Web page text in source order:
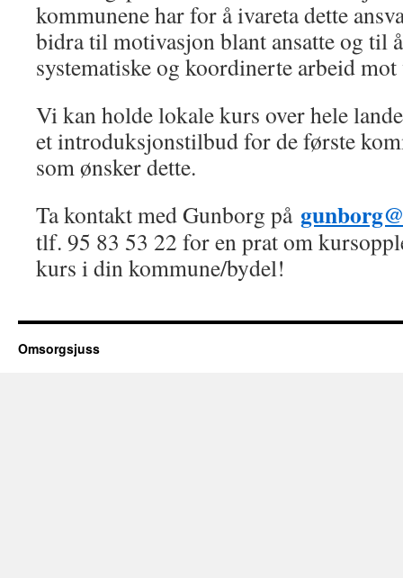
kommunene har for å ivareta dette
bidra til motivasjon blant ansatte og til
systematiske og koordinerte arbeid
Vi kan holde lokale kurs over hele
et introduksjonstilbud for de første
som ønsker dette.
Ta kontakt med Gunborg på
tlf. 95 83 53 22 for en prat om
kurs i din kommune/bydel!
Omsorgsjuss